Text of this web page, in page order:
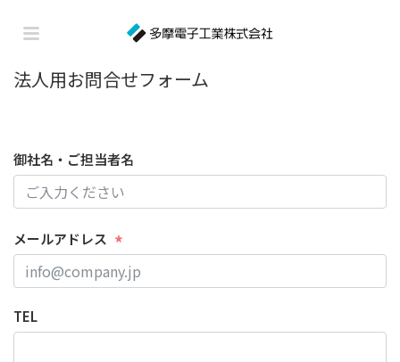
法人用お問合せフォーム
御社名・ご担当者名
メールアドレス
TEL